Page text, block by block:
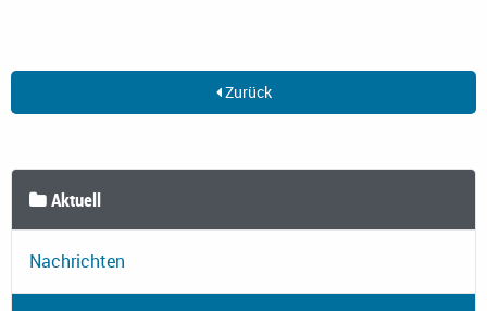
Zurück
Aktuell
Nachrichten